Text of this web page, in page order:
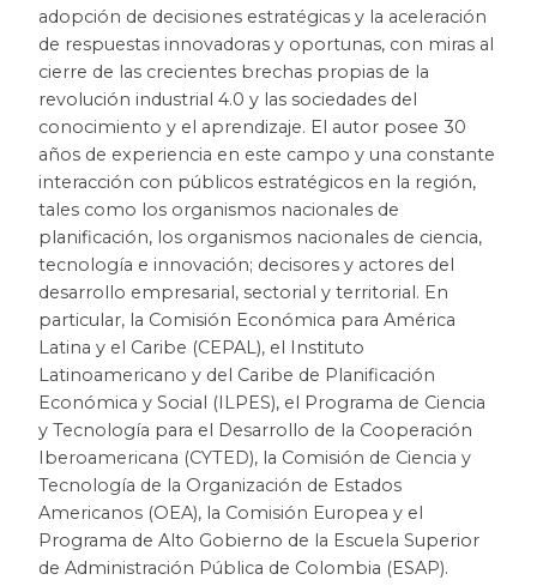
Patrimonio
Periodismo
Política y gobierno
Posconflicto
Psicología
Violencia
adopción de decisiones estratégicas y la aceleración
de respuestas innovadoras y oportunas, con miras al
cierre de las crecientes brechas propias de la
revolución industrial 4.0 y las sociedades del
conocimiento y el aprendizaje. El autor posee 30
años de experiencia en este campo y una constante
interacción con públicos estratégicos en la región,
tales como los organismos nacionales de
planificación, los organismos nacionales de ciencia,
tecnología e innovación; decisores y actores del
desarrollo empresarial, sectorial y territorial. En
particular, la Comisión Económica para América
Latina y el Caribe (CEPAL), el Instituto
Latinoamericano y del Caribe de Planificación
Económica y Social (ILPES), el Programa de Ciencia
y Tecnología para el Desarrollo de la Cooperación
Iberoamericana (CYTED), la Comisión de Ciencia y
Tecnología de la Organización de Estados
Americanos (OEA), la Comisión Europea y el
Programa de Alto Gobierno de la Escuela Superior
de Administración Pública de Colombia (ESAP).